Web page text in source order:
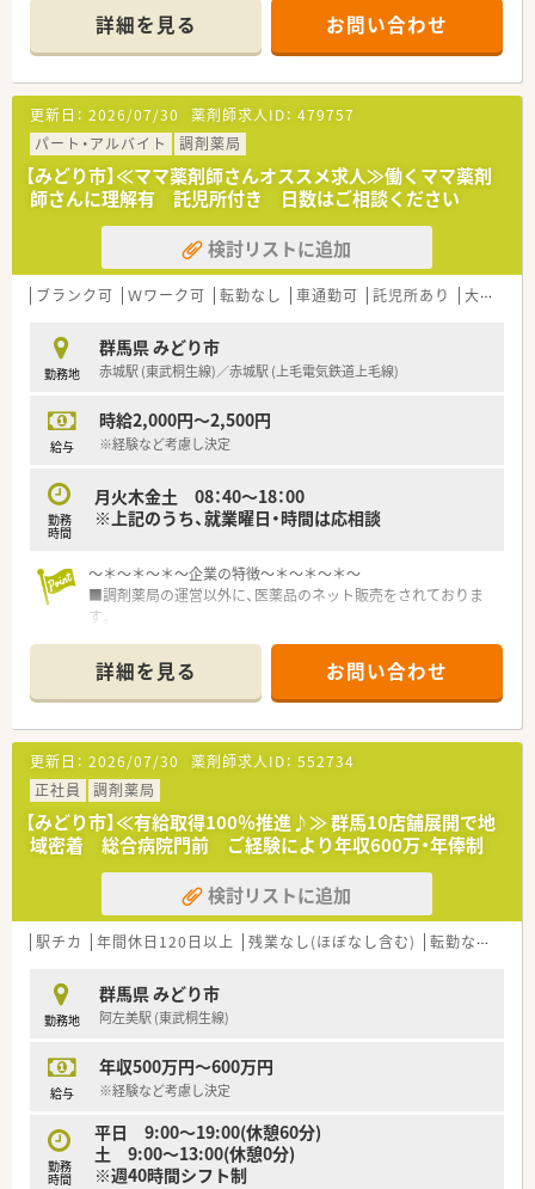
【店舗情報と応需状況について】
■赤城駅から車で5分の立地にあり、面受けで1日約30枚の処方
箋を応需している地域密着型の薬局です。
■現在はパートの薬剤師2名と事務員1名の体制で運営してお
り、車通勤も可能なため通勤の負担も少ないです。
■ブランクのある方や在宅業務に興味がある方も歓迎しており、
地域医療に貢献できるやりがいのある環境です。
【募集背景と求める人物像について】
■今回は定期採用に伴う薬剤師の募集であり、地域に根ざしたか
かりつけ薬局を一緒に創り上げる方を求めています。
■月2回の勉強会などを通じて専門知識を深め、自身のスキルア
ップやキャリアアップに意欲的に取り組める方を歓迎します。
■患者様の目線に立った丁寧な服薬指導やコミュニケーション
す。
【法人特徴について】
着した医療サービスの提供に注力している企業です。
■調剤薬局の運営だけでなく医薬品のネット販売も手掛けてお
■患者様の目線に立った薬局を創り上げることを理念として掲
げ、かかりつけ薬局への推進に積極的に取り組んでいます。
■これまでのご経験やスキルを最大限に考慮し、年収500万円か
ら最大700万円までの高待遇での提示が可能な求人です。
■年1回の昇給制度と年2回の賞与支給があり、日々の頑張りが
です。
■皆勤手当や昼食手当といった独自の制度に加え、住宅手当や借
上げ社宅など生活を支える福利厚生が非常に充実しています。
詳細を見る お問い合わせ
更新日： 2026/07/30 薬剤師求人ID： 479757
パート・アルバイト
調剤薬局
【みどり市】≪ママ薬剤師さんオススメ求人≫働くママ薬剤
師さんに理解有 託児所付き 日数はご相談ください
検討リストに追加
ブランク可 Ｗワーク可 転勤なし 車通勤可 託児所あり 大手チェーン以外
勤務地
群馬県 みどり市
赤城駅 (東武桐生線)／赤城駅 (上毛電気鉄道上毛線)
給与
時給2,000円～2,500円
※経験など考慮し決定
勤務
時間
月火木金土 08：40～18：00
※上記のうち、就業曜日・時間は応相談
～＊～＊～＊～企業の特徴～＊～＊～＊～
■調剤薬局の運営以外に、医薬品のネット販売をされておりま
す。
■患者さまの目線に立った薬局を創りあげることを理念に
地域に根ざしたかかりるけ薬局への推進に取り組んでおりま
す。
詳細を見る お問い合わせ
更新日： 2026/07/30 薬剤師求人ID： 552734
正社員
調剤薬局
【みどり市】≪有給取得100％推進♪≫ 群馬10店舗展開で地
域密着 総合病院門前 ご経験により年収600万・年俸制
検討リストに追加
駅チカ 年間休日120日以上 残業なし(ほぼなし含む) 転勤なし
勤務地
群馬県 みどり市
阿左美駅 (東武桐生線)
給与
年収500万円～600万円
※経験など考慮し決定
勤務
時間
平日 9:00～19:00(休憩60分)
土 9:00～13:00(休憩0分)
※週40時間シフト制